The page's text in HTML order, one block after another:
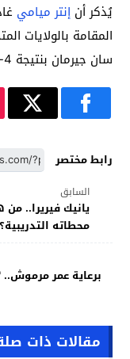
يُذكر أنإنتر ميامي
المقامة بالولايات
سان جيرمان بنتيجة 4-0 في دور الـ16.
رابط مختصر
السابق
يانيك فيريرا.. من
محطاته التدريبية؟
برعاية عمر مرموش..
مقالات ذات